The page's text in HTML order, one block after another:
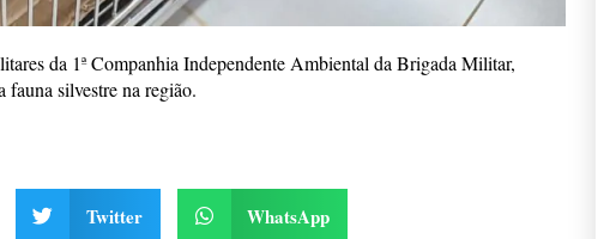
da 1ª Companhia Independente Ambiental da Brigada Militar,
fauna silvestre na região.
Twitter WhatsApp